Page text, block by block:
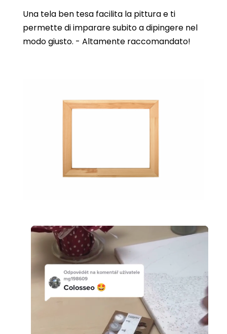
Una tela ben tesa facilita la pittura e ti
permette di imparare subito a dipingere nel
modo giusto. - Altamente raccomandato!